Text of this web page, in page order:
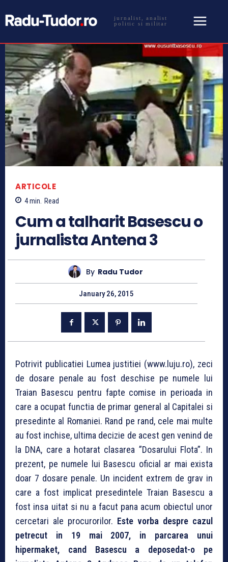
jurnalist, analist
politic si militar
ARTICOLE
4min. Read
Cum a talharit Basescu o
jurnalista Antena 3
By Radu Tudor
January 26, 2015
Potrivit publicatiei Lumea justitiei (www.luju.ro), zeci
de dosare penale au fost deschise pe numele lui
Traian Basescu pentru fapte comise in perioada in
care a ocupat functia de primar general al Capitalei si
presedinte al Romaniei. Rand pe rand, cele mai multe
au fost inchise, ultima decizie de acest gen venind de
la DNA, care a hotarat clasarea ”Dosarului Flota”. In
prezent, pe numele lui Basescu oficial ar mai exista
doar 7 dosare penale. Un incident extrem de grav in
care a fost implicat presedintele Traian Basescu a
fost insa uitat si nu a facut pana acum obiectul unor
cercetari ale procurorilor. Este vorba despre cazul
petrecut in 19 mai 2007, in parcarea unui
hipermaket, cand Basescu a deposedat-o pe